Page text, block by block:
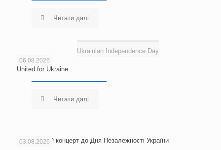
Читати далі
Ukrainian Independence Day
06.08.2026
United for Ukraine
Читати далі
03.08.2026
Благодійний концерт до Дня Незалежності України